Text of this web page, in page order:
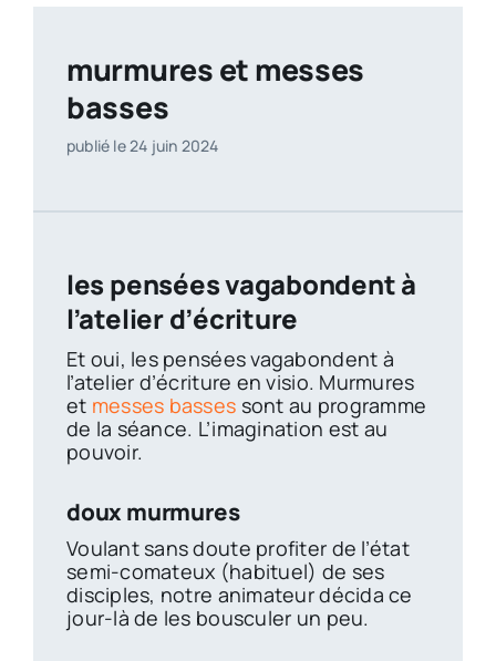
murmures et messes
basses
publié le 24 juin 2024
les pensées vagabondent à
l’atelier d’écriture
Et oui, les pensées vagabondent à
l’atelier d’écriture en visio. Murmures
et messes basses sont au programme
de la séance. L’imagination est au
pouvoir.
doux murmures
Voulant sans doute profiter de l’état
semi-comateux (habituel) de ses
disciples, notre animateur décida ce
jour-là de les bousculer un peu.